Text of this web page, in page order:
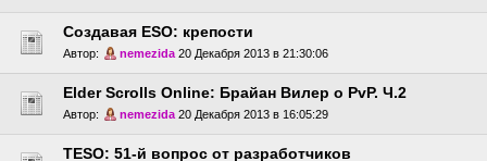
Создавая ESO: крепости
Автор: nemezida 20 Декабря 2013 в 21:30:06
Elder Scrolls Online: Брайан Вилер о PvP. Ч.2
Автор: nemezida 20 Декабря 2013 в 16:05:29
TESO: 51-й вопрос от разработчиков